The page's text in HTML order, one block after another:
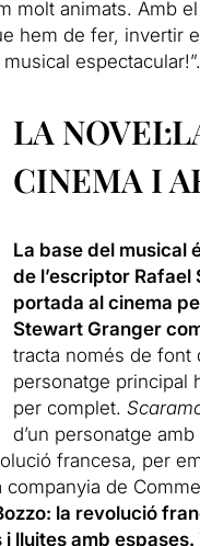
molt animats. Amb
hem de fer, invertir
espectacular!”.
LA
CINEMA I
La base del musical
de l’escriptor Rafael
portada al cinema
Stewart Granger
tracta només de font
personatge principal
per complet.
d’un personatge
francesa, per
de
la revolució
lluites amb espases.